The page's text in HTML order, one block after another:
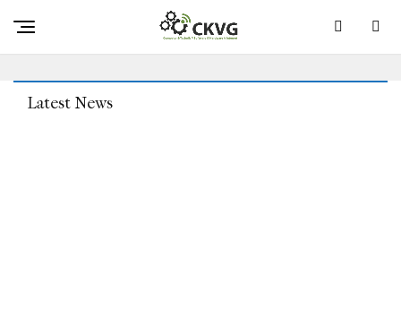
Das Zeitgenössische Apple Stumble On-Modell Klingt
Nach Der Bisher Angenehmsten Änderung Von Apple
Latest News